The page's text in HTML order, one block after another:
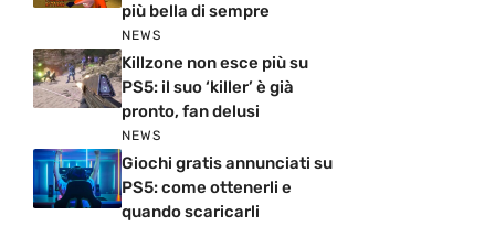
più bella di sempre
NEWS
Killzone non esce più su
PS5: il suo ‘killer’ è già
pronto, fan delusi
NEWS
Giochi gratis annunciati su
PS5: come ottenerli e
quando scaricarli